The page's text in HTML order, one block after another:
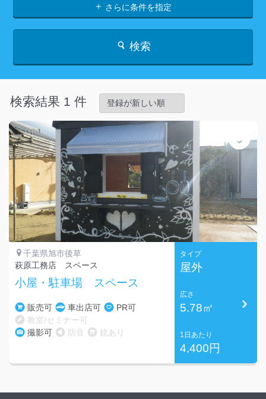
さらに条件を指定
検索
検索結果 1 件
千葉県旭市後草
萩原工務店 スペース
小屋・駐車場 スペース
販売可 車出店可
PR可
教室/セミナー可
撮影可
防音 鏡あり
タイプ
屋外
広さ
5.78㎡
1日あたり
4,400円